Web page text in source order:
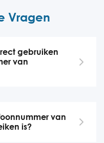
Vragen
gebruiken
van
van
is?